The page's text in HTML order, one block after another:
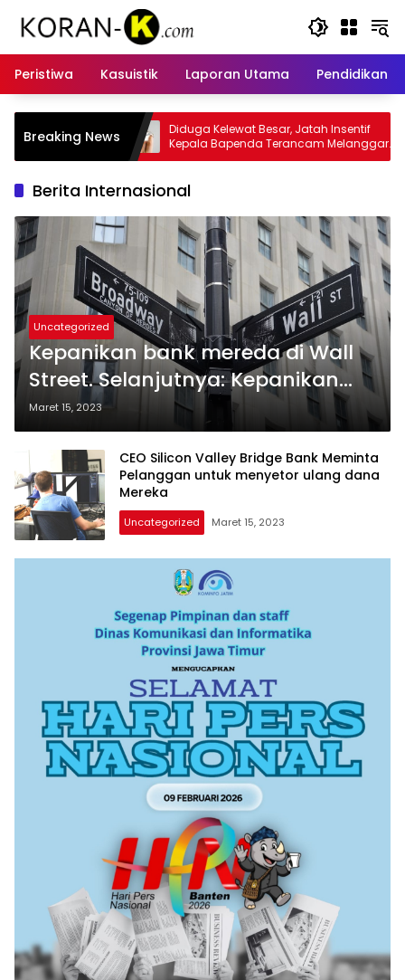
Peristiwa
Kasuistik Laporan Utama Pendidikan
Breaking News
Kelewat Besar, Jatah Insentif
Bapenda Terancam Melanggar
Kasus Insentif Pajak Listrik
Tersangka
Berita Internasional
Uncategorized
Kepanikan bank mereda di Wall
Street. Selanjutnya: Kepanikan
Fed
Maret 15, 2023
CEO Silicon Valley Bridge Bank Meminta
Pelanggan untuk menyetor ulang dana
Mereka
Uncategorized Maret 15, 2023